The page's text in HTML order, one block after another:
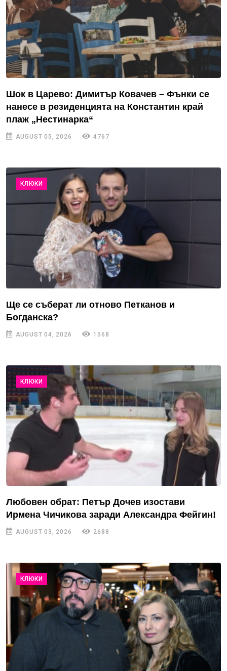
Шок в Царево: Димитър Ковачев – Фънки се
нанесе в резиденцията на Константин край
плаж „Нестинарка“
AUGUST 05, 2026 4767
КЛЮКИ
Ще се съберат ли отново Петканов и
Богданска?
AUGUST 04, 2026 1568
КЛЮКИ
Любовен обрат: Петър Дочев изостави
Ирмена Чичикова заради Александра Фейгин!
AUGUST 03, 2026 2688
КЛЮКИ